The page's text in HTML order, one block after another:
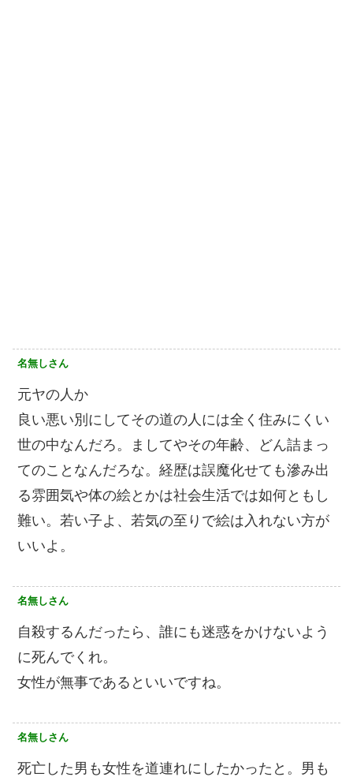
名無しさん
元ヤの人か
良い悪い別にしてその道の人には全く住みにくい
世の中なんだろ。ましてやその年齢、どん詰まっ
てのことなんだろな。経歴は誤魔化せても滲み出
る雰囲気や体の絵とかは社会生活では如何ともし
難い。若い子よ、若気の至りで絵は入れない方が
いいよ。
名無しさん
自殺するんだったら、誰にも迷惑をかけないよう
に死んでくれ。
女性が無事であるといいですね。
名無しさん
死亡した男も女性を道連れにしたかったと。男も